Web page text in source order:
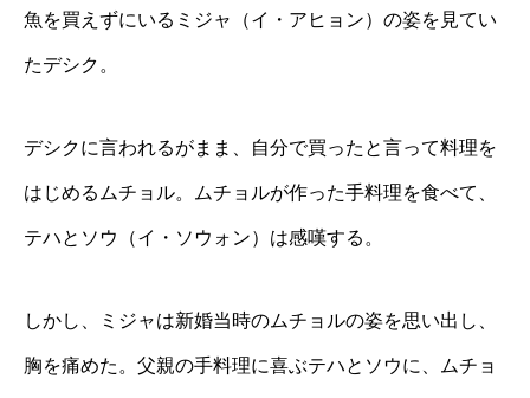
魚を買えずにいるミジャ（イ・アヒョン）の姿を見てい
たデシク。
デシクに言われるがまま、自分で買ったと言って料理を
はじめるムチョル。ムチョルが作った手料理を食べて、
テハとソウ（イ・ソウォン）は感嘆する。
しかし、ミジャは新婚当時のムチョルの姿を思い出し、
胸を痛めた。父親の手料理に喜ぶテハとソウに、ムチョ